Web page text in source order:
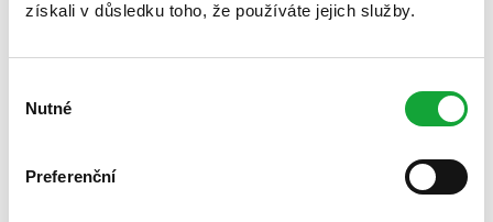
získali v důsledku toho, že používáte jejich služby.
souhlasu
Nutné
Preferenční